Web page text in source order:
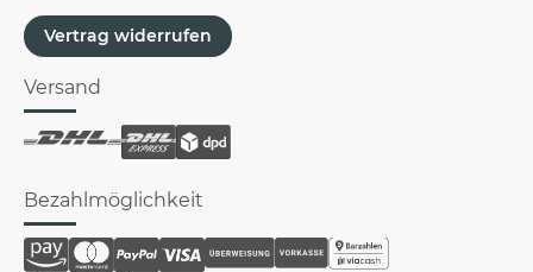
Vertrag widerrufen
Versand
Bezahlmöglichkeit